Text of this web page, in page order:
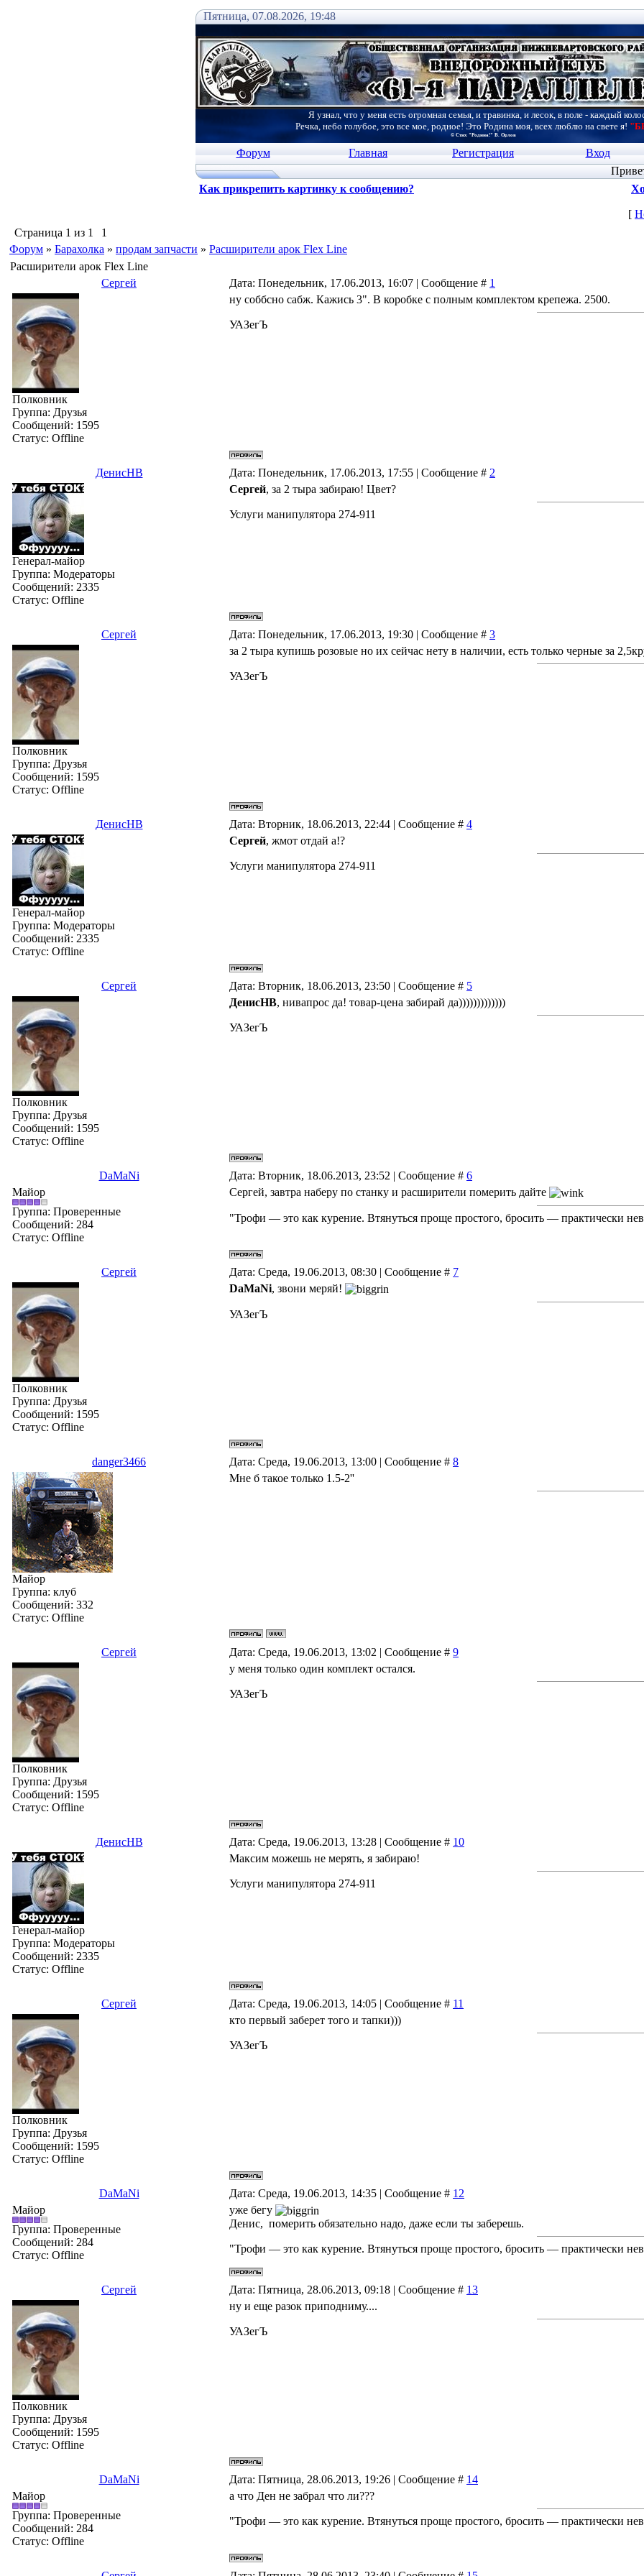
Пятница, 07.08.2026, 19:48
Я узнал, что у меня есть огромная семья, и травинка, и лесок, в поле - каждый
Речка, небо голубое, это все мое, родное! Это Родина моя, всех люблю на свете я!
© Стих "Родина!" В. Орлов
Форум Главная Регистрация Вход
Как прикрепить картинку к сообщению?
[
Страница 1 из 1
1
Форум » Барахолка » продам запчасти » Расширители арок Flex Line
Расширители арок Flex Line
Сергей
Дата: Понедельник, 17.06.2013, 16:07 | Сообщение # 1
Полковник
Группа: Друзья
Сообщений: 1595
Статус: Offline
ну соббсно сабж. Кажись 3". В коробке с полным комплектом крепежа. 2500.
УАЗегЪ
ДенисНВ Дата: Понедельник, 17.06.2013, 17:55 | Сообщение # 2
Генерал-майор
Группа: Модераторы
Сообщений: 2335
Статус: Offline
Сергей, за 2 тыра забираю! Цвет?
Услуги манипулятора 274-911
Сергей Дата: Понедельник, 17.06.2013, 19:30 | Сообщение # 3
Полковник
Группа: Друзья
Сообщений: 1595
Статус: Offline
за 2 тыра купишь розовые но их сейчас нету в наличии, есть только черные за
УАЗегЪ
ДенисНВ Дата: Вторник, 18.06.2013, 22:44 | Сообщение # 4
Генерал-майор
Группа: Модераторы
Сообщений: 2335
Статус: Offline
Сергей, жмот отдай а!?
Услуги манипулятора 274-911
Сергей Дата: Вторник, 18.06.2013, 23:50 | Сообщение # 5
Полковник
Группа: Друзья
Сообщений: 1595
Статус: Offline
ДенисНВ, нивапрос да! товар-цена забирай да)))))))))))))
УАЗегЪ
DaMaNi Дата: Вторник, 18.06.2013, 23:52 | Сообщение # 6
Майор
Группа: Проверенные
Сообщений: 284
Статус: Offline
Сергей, завтра наберу по станку и расширители померить дайте
"Трофи — это как курение. Втянуться проще простого, бросить — практически
Сергей Дата: Среда, 19.06.2013, 08:30 | Сообщение # 7
Полковник
Группа: Друзья
Сообщений: 1595
Статус: Offline
DaMaNi, звони меряй!
УАЗегЪ
danger3466 Дата: Среда, 19.06.2013, 13:00 | Сообщение # 8
Майор
Группа: клуб
Сообщений: 332
Статус: Offline
Мне б такое только 1.5-2''
Сергей Дата: Среда, 19.06.2013, 13:02 | Сообщение # 9
Полковник
Группа: Друзья
Сообщений: 1595
Статус: Offline
у меня только один комплект остался.
УАЗегЪ
ДенисНВ Дата: Среда, 19.06.2013, 13:28 | Сообщение # 10
Генерал-майор
Группа: Модераторы
Сообщений: 2335
Статус: Offline
Максим можешь не мерять, я забираю!
Услуги манипулятора 274-911
Сергей Дата: Среда, 19.06.2013, 14:05 | Сообщение # 11
Полковник
Группа: Друзья
Сообщений: 1595
Статус: Offline
кто первый заберет того и тапки)))
УАЗегЪ
DaMaNi Дата: Среда, 19.06.2013, 14:35 | Сообщение # 12
Майор
Группа: Проверенные
Сообщений: 284
Статус: Offline
уже бегу
Денис, померить обязательно надо, даже если ты заберешь.
"Трофи — это как курение. Втянуться проще простого, бросить — практически
Сергей Дата: Пятница, 28.06.2013, 09:18 | Сообщение # 13
Полковник
Группа: Друзья
Сообщений: 1595
Статус: Offline
ну и еще разок приподниму....
УАЗегЪ
DaMaNi Дата: Пятница, 28.06.2013, 19:26 | Сообщение # 14
Майор
Группа: Проверенные
Сообщений: 284
Статус: Offline
а что Ден не забрал что ли???
"Трофи — это как курение. Втянуться проще простого, бросить — практически